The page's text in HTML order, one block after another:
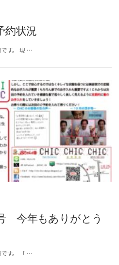
状況
す。 現 …
今年もありがとう
す。 「 …